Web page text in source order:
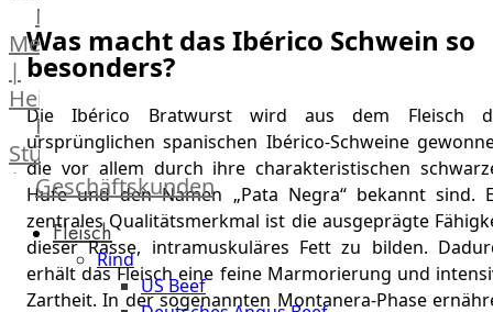
Männer
Metzger
|
Heinsberg
Feinkost
Stüttgen
|
Düsseldorf
The
Meat
Club
Geschäftskunden
Fleisch
Rind
US Beef
Was macht das Ibérico Schwein so
besonders?
Die Ibérico Bratwurst wird aus dem Fleisch
ursprünglichen spanischen Ibérico-Schweine
die vor allem durch ihre charakteristischen
Hufe und den Namen „Pata Negra“ bekannt sind.
zentrales Qualitätsmerkmal ist die ausgeprägte
dieser Rasse, intramuskuläres Fett zu bilden.
erhält das Fleisch eine feine Marmorierung und
Zartheit. In der sogenannten Montanera-Phase